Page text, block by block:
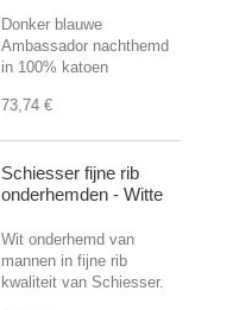
Donker blauwe
Ambassador nachthemd
in 100% katoen
73,74 €
Schiesser fijne rib
onderhemden - Witte
Wit onderhemd van
mannen in fijne rib
kwaliteit van Schiesser.